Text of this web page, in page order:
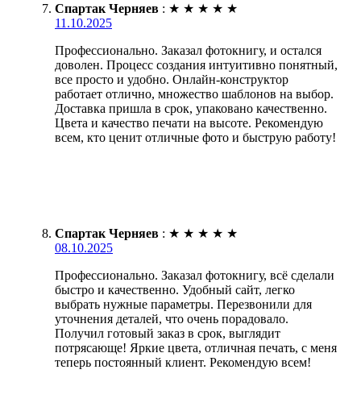
Спартак Черняев : ★ ★ ★ ★ ★
11.10.2025
Профессионально. Заказал фотокнигу, и остался
доволен. Процесс создания интуитивно понятный,
все просто и удобно. Онлайн-конструктор
работает отлично, множество шаблонов на выбор.
Доставка пришла в срок, упаковано качественно.
Цвета и качество печати на высоте. Рекомендую
всем, кто ценит отличные фото и быструю работу!
Спартак Черняев : ★ ★ ★ ★ ★
08.10.2025
Профессионально. Заказал фотокнигу, всё сделали
быстро и качественно. Удобный сайт, легко
выбрать нужные параметры. Перезвонили для
уточнения деталей, что очень порадовало.
Получил готовый заказ в срок, выглядит
потрясающе! Яркие цвета, отличная печать, с меня
теперь постоянный клиент. Рекомендую всем!